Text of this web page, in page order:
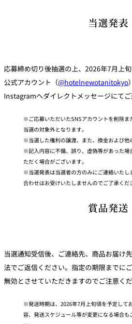
当選発表
応募締め切り後抽選の上、2026年7月上
公式アカウント（@hotelnewotanitokyo
Instagramへダイレクトメッセージにてご
ご応募いただいたSNSアカウントを削除ま
当選の対象外となります。
当選した権利の譲渡、また、換金および他
記入内容に不備、誤り、虚偽等があった
ただく場合がございます。
当選発表は当選者の方のみにご連絡いた
合わせはお受けいたしませんのでご了承くだ
賞品発送
当選通知受信後、ご連絡先、商品お届け
法でご返信ください。指定の期限までに
無効とさせていただきますのでご注意くだ
発送時期は、2026年7月上旬頃を予定して
容、発送スケジュール等が変更になる場合